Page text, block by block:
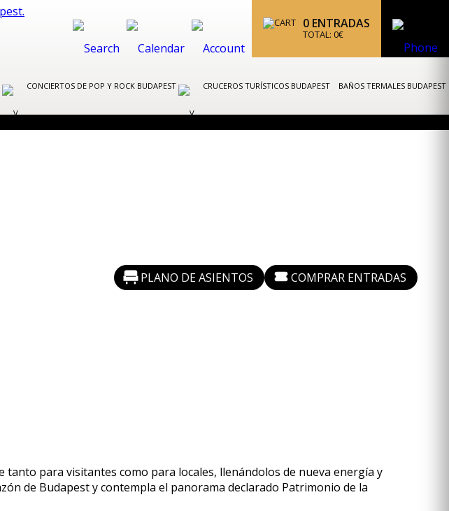
0 ENTRADAS
TOTAL: 0€
CONCIERTOS DE POP Y ROCK BUDAPEST CRUCEROS TURÍSTICOS BUDAPEST BAÑOS TERMALES BUDAPEST
PLANO DE ASIENTOS COMPRAR ENTRADAS
para visitantes como para locales, llenándolos de nueva energía y
de Budapest y contempla el panorama declarado Patrimonio de la